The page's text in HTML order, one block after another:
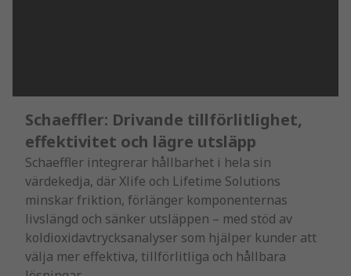
Schaeffler: Drivande tillförlitlighet,
effektivitet och lägre utsläpp
Schaeffler integrerar hållbarhet i hela sin
värdekedja, där Xlife och Lifetime Solutions
minskar friktion, förlänger komponenternas
livslängd och sänker utsläppen – med stöd av
koldioxidavtrycksanalyser som hjälper kunder att
välja mer effektiva, tillförlitliga och hållbara